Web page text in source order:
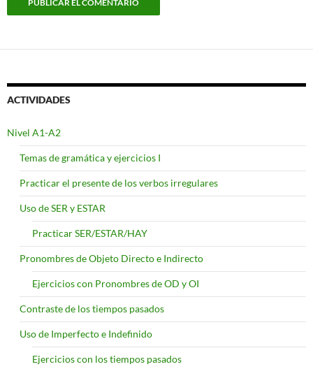
ACTIVIDADES
Nivel A1-A2
Temas de gramática y ejercicios I
Practicar el presente de los verbos irregulares
Uso de SER y ESTAR
Practicar SER/ESTAR/HAY
Pronombres de Objeto Directo e Indirecto
Ejercicios con Pronombres de OD y OI
Contraste de los tiempos pasados
Uso de Imperfecto e Indefinido
Ejercicios con los tiempos pasados